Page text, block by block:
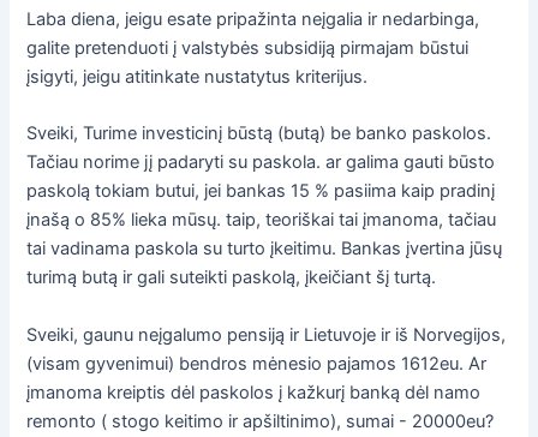
Laba diena, jeigu esate pripažinta neįgalia ir nedarbinga,
galite pretenduoti į valstybės subsidiją pirmajam būstui
įsigyti, jeigu atitinkate nustatytus kriterijus.
Sveiki, Turime investicinį būstą (butą) be banko paskolos.
Tačiau norime jį padaryti su paskola. ar galima gauti būsto
paskolą tokiam butui, jei bankas 15 % pasiima kaip pradinį
įnašą o 85% lieka mūsų. taip, teoriškai tai įmanoma, tačiau
tai vadinama paskola su turto įkeitimu. Bankas įvertina jūsų
turimą butą ir gali suteikti paskolą, įkeičiant šį turtą.
Sveiki, gaunu neįgalumo pensiją ir Lietuvoje ir iš Norvegijos,
(visam gyvenimui) bendros mėnesio pajamos 1612eu. Ar
įmanoma kreiptis dėl paskolos į kažkurį banką dėl namo
remonto ( stogo keitimo ir apšiltinimo), sumai - 20000eu?